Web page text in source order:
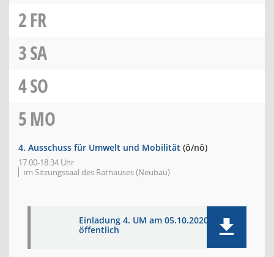
2FR
3SA
4SO
5MO
4. Ausschuss für Umwelt und Mobilität (ö/nö)
17:00-18:34 Uhr
im Sitzungssaal des Rathauses (Neubau)
Einladung 4. UM am 05.10.2020 -
öffentlich